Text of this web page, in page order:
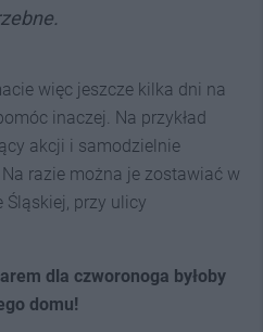
więc jeszcze kilka dni na
inaczej. Na przykład
akcji i samodzielnie
razie można je zostawiać w
Śląskiej, przy ulicy
dla czworonoga byłoby
domu!